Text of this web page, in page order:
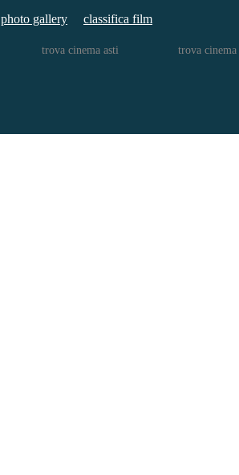
photo gallery classifica film
trova cinema asti trova